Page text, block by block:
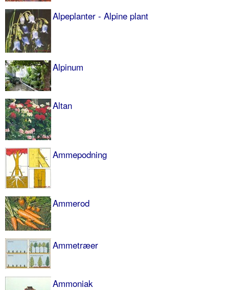
Alpeplanter - Alpine plant
Alpinum
Altan
Ammepodning
Ammerod
Ammetræer
Ammoniak